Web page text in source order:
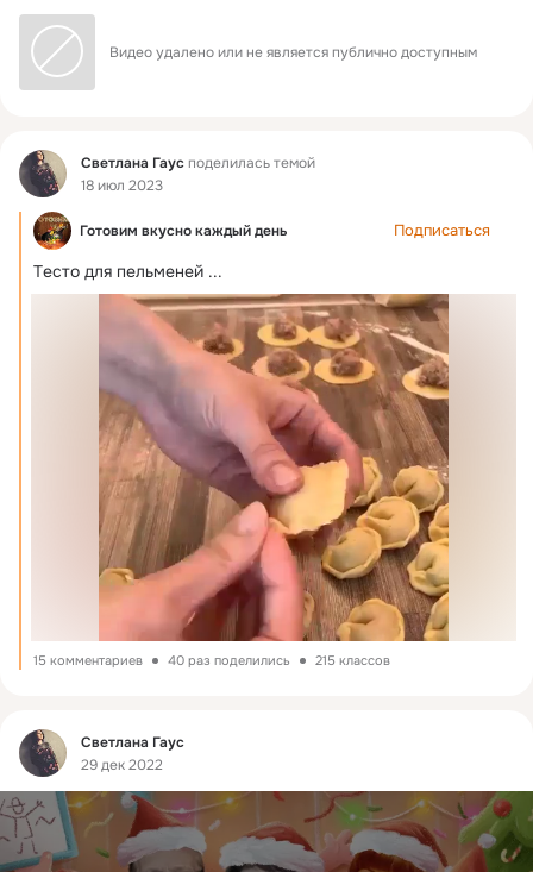
Видео удалено или не является публично доступным
Фид Светлана Гаусподелилась темой
18 июл 2023
Готовим вкусно каждый день Подписаться
Тeстo для пeльмeнeй ...
15 комментариев 40 раз поделились 215 классов
Фид
Светлана Гаус
29 дек 2022